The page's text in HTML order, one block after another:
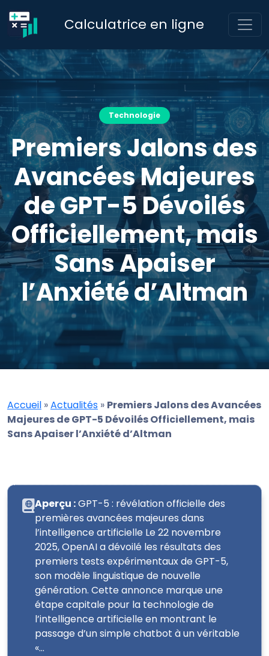
Calculatrice en ligne
Technologie
Premiers Jalons des
Avancées Majeures
de GPT-5 Dévoilés
Officiellement, mais
Sans Apaiser
l’Anxiété d’Altman
Accueil »Actualités » Premiers Jalons des Avancées
Majeures de GPT-5 Dévoilés Officiellement, mais
Sans Apaiser l’Anxiété d’Altman
Aperçu :GPT-5 : révélation officielle des
premières avancées majeures dans
l’intelligence artificielle Le 22 novembre
2025, OpenAI a dévoilé les résultats des
premiers tests expérimentaux de GPT-5,
son modèle linguistique de nouvelle
génération. Cette annonce marque une
étape capitale pour la technologie de
l’intelligence artificielle en montrant le
passage d’un simple chatbot à un véritable
«…